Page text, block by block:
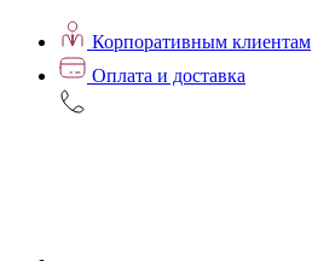
Корпоративным клиентам
Оплата и доставка